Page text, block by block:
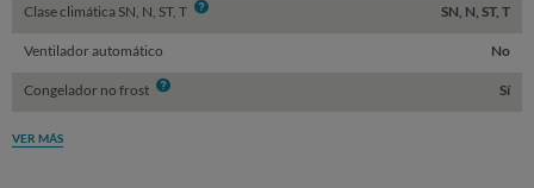
Clase climática SN, N, ST, T Info SN, N, ST, T
Ventilador automático No
Congelador no frost Info Sí
VER MÁS